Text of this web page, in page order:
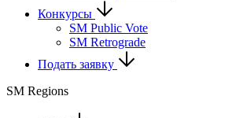
Конкурсы
SM Public Vote
SM Retrograde
Подать заявку
SM Regions